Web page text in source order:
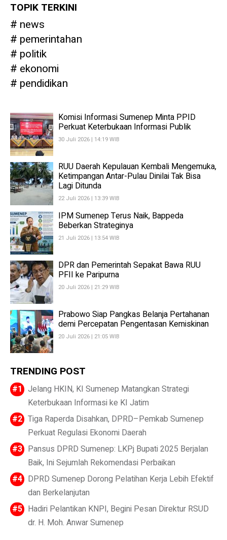
TOPIK TERKINI
news
pemerintahan
politik
ekonomi
pendidikan
Komisi Informasi Sumenep Minta PPID
Perkuat Keterbukaan Informasi Publik
30 Juli 2026 | 14:19 WIB
RUU Daerah Kepulauan Kembali Mengemuka,
Ketimpangan Antar-Pulau Dinilai Tak Bisa
Lagi Ditunda
22 Juli 2026 | 13:39 WIB
IPM Sumenep Terus Naik, Bappeda
Beberkan Strateginya
21 Juli 2026 | 13:54 WIB
DPR dan Pemerintah Sepakat Bawa RUU
PFII ke Paripurna
20 Juli 2026 | 21:29 WIB
Prabowo Siap Pangkas Belanja Pertahanan
demi Percepatan Pengentasan Kemiskinan
20 Juli 2026 | 21:05 WIB
TRENDING POST
Jelang HKIN, KI Sumenep Matangkan Strategi
Keterbukaan Informasi ke KI Jatim
Tiga Raperda Disahkan, DPRD–Pemkab Sumenep
Perkuat Regulasi Ekonomi Daerah
Pansus DPRD Sumenep: LKPj Bupati 2025 Berjalan
Baik, Ini Sejumlah Rekomendasi Perbaikan
DPRD Sumenep Dorong Pelatihan Kerja Lebih Efektif
dan Berkelanjutan
Hadiri Pelantikan KNPI, Begini Pesan Direktur RSUD
dr. H. Moh. Anwar Sumenep